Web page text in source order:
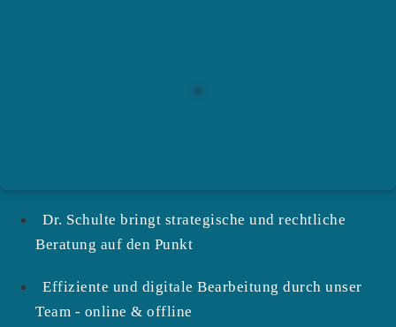
Dr. Schulte bringt strategische und rechtliche
Beratung auf den Punkt
Effiziente und digitale Bearbeitung durch unser
Team - online & offline